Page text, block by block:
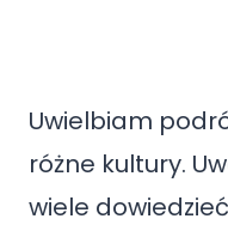
Uwielbiam
różne kultury.
wiele